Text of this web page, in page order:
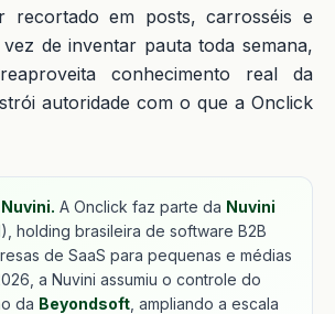
recortado em posts, carrosséis e
de inventar pauta toda semana,
conhecimento real da
autoridade com o que a Onclick
A Onclick faz parte da Nuvini
holding brasileira de software B2B
de SaaS para pequenas e médias
a Nuvini assumiu o controle do
da Beyondsoft , ampliando a escala